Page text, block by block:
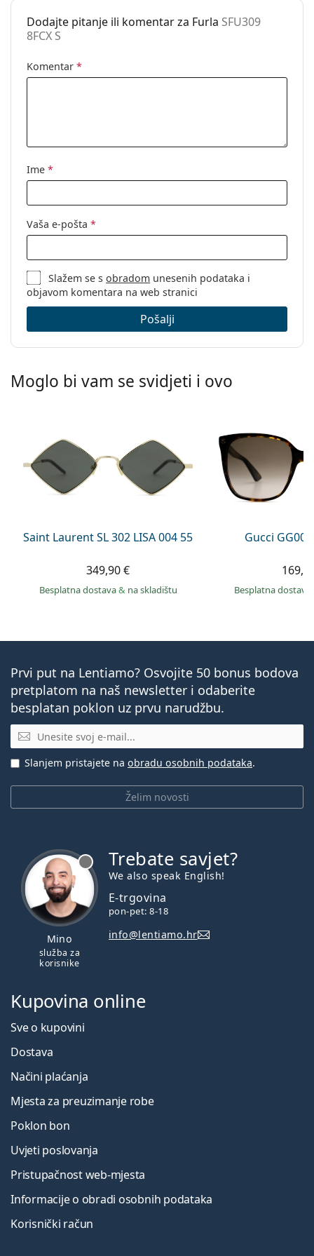
Dodajte pitanje ili komentar za Furla SFU309
8FCX S
Komentar *
Ime *
Vaša e-pošta *
Slažem se sobradom unesenih podataka i
objavom komentara na web stranici
Pošalji
Moglo bi vam se svidjeti i ovo
Saint Laurent SL 302 LISA 004 55
349,90 €
Besplatna dostava& na skladištu
Gucci
Besplatna dostava
Prvi put na Lentiamo? Osvojite 50 bonus bodova
pretplatom na naš newsletter i odaberite
besplatan poklon uz prvu narudžbu.
E-mail
Želim novosti
Slanjem pristajete na obradu osobnih podataka.
Mino
služba za
korisnike
Trebate savjet?
We also speak English!
E-trgovina
pon-pet: 8-18
info@lentiamo.hr
Kupovina online
Sve o kupovini
Dostava
Načini plaćanja
Mjesta za preuzimanje robe
Poklon bon
Uvjeti poslovanja
Pristupačnost web-mjesta
Informacije o obradi osobnih podataka
Korisnički račun